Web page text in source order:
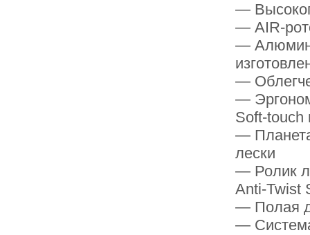
—
— AIR-
—
—
—
Soft-touch
—
лески
— Ролик
Anti-Twist
— Полая
—